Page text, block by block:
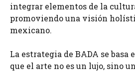
integrar elementos de la
promoviendo una visión
mexicano.
La estrategia de BADA se basa
que el arte no es un lujo, sino